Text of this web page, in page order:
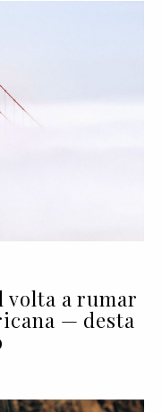
volta a rumar
— desta